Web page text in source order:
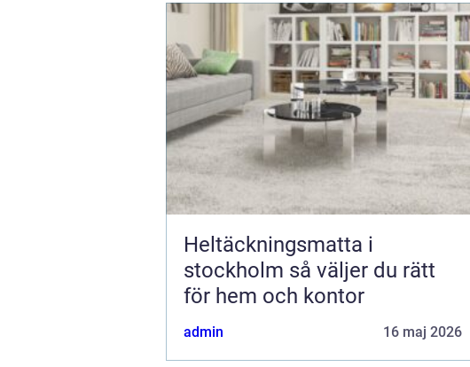
Heltäckningsmatta i
stockholm så väljer du rätt
för hem och kontor
admin 16 maj 2026